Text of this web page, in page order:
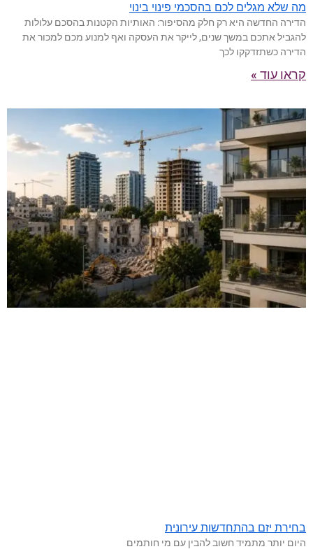
מה שלא מגלים לכם בהסכמי פינוי בינוי
הדירה החדשה היא רק חלק מהסיפור: האותיות הקטנות בהסכם עלולות
להגביל אתכם במשך שנים, לייקר את העסקה ואף למנוע מכם למכור את
הדירה כשתזדקקו לכך
קראו עוד »
בחירת יזם בהתחדשות עירונית
היום יותר מתמיד חשוב להבין עם מי חותמים